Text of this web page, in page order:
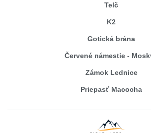
Telč
K2
Gotická brána
Červené námestie -
Zámok Lednice
Priepasť Macocha